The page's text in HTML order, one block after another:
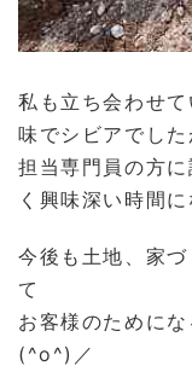
私も立ち会わせ
味でシビアでした
担当専門員の方
く興味深い時間に
今後も土地、家
て
お客様のために
(^o^)／